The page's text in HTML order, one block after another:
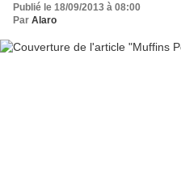
Publié le 18/09/2013 à 08:00
Par Alaro